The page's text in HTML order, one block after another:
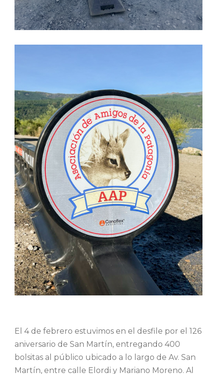
El 4 de febrero estuvimos en el desfile por el 126
aniversario de San Martín, entregando 400
bolsitas al público ubicado a lo largo de Av. San
Martín, entre calle Elordi y Mariano Moreno. Al